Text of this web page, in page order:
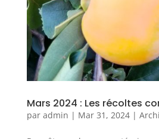
Mars 2024 : Les récoltes
par admin | Mar 31, 2024|